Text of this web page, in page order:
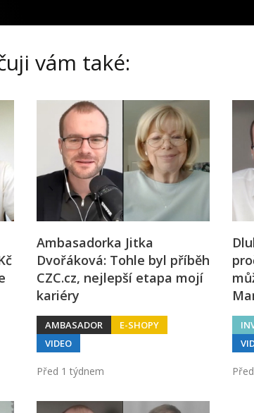
vám také:
Ambasadorka Jitka
Dvořáková: Tohle byl příběh
CZC.cz, nejlepší etapa mojí
kariéry
AMBASADOR
E-SHOPY
VIDEO
Před 1 týdnem